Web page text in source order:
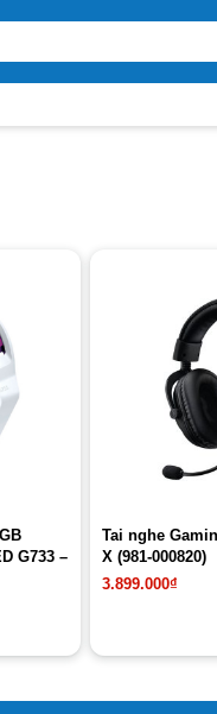
G733 –
Tai nghe
X (981-000820)
3.899.000₫